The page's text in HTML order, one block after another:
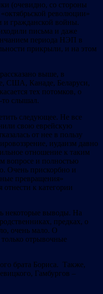
(очевидно, со стороны
революции»
и гражданской войны.
письма и даже
периода НЭП в
прикрыли, и на этом
выше, в
США, Канаде, Беларуси,
тех потомков, о
то слышал.
следующее. Не все
свою еврейскую
от нее в пользу
иудаизм давно
отношение к таким
вопросе и полностью
Очень прискорбно и
превращения»
отнести к категории
некоторые выводы. На
предках, о
очень мало. О
отрывочные
брата Бориса. Также,
Гамбургов –